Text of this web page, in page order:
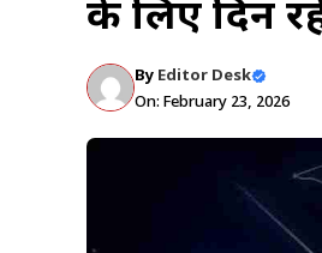
के लिए दिन
By Editor Desk
On: February 23, 2026